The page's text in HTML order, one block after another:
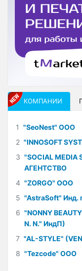
КОМПАНИИ
1 "SeoNest" ООО
2 "INNOSOFT
3 "SOCIAL
АГЕНТСТВО
4 "ZORGO" ООО
5 "AstraSoft" Инд.
6 "NONNY
N. N." ИндП)
7 "AL-STYLE"
8 "Tezcode" ООО